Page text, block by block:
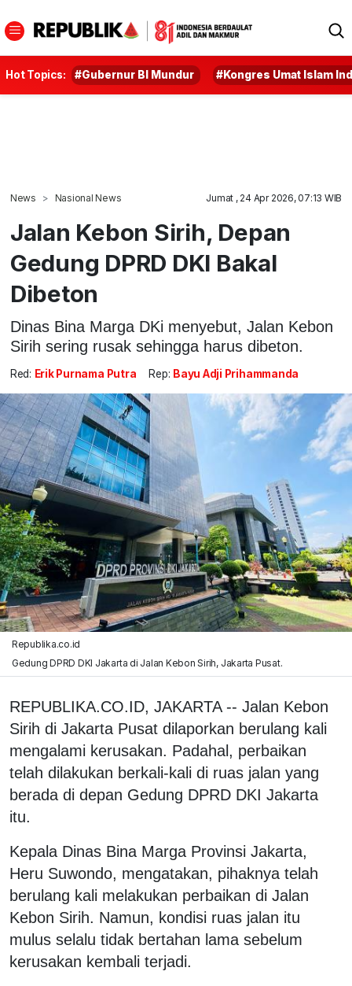
Hot Topics: #Gubernur BI Mundur #Kongres Umat Islam
News Nasional News Jumat , 24 Apr 2026, 07:13 WIB
Jalan Kebon Sirih, Depan
Gedung DPRD DKI Bakal
Dibeton
Dinas Bina Marga DKi menyebut, Jalan Kebon
Sirih sering rusak sehingga harus dibeton.
Red: Erik Purnama Putra Rep: Bayu Adji Prihammanda
Republika.co.id
Gedung DPRD DKI Jakarta di Jalan Kebon Sirih, Jakarta Pusat.
REPUBLIKA.CO.ID, JAKARTA -- Jalan Kebon
Sirih di Jakarta Pusat dilaporkan berulang kali
mengalami kerusakan. Padahal, perbaikan
telah dilakukan berkali-kali di ruas jalan yang
berada di depan Gedung DPRD DKI Jakarta
itu.
Kepala Dinas Bina Marga Provinsi Jakarta,
Heru Suwondo, mengatakan, pihaknya telah
berulang kali melakukan perbaikan di Jalan
Kebon Sirih. Namun, kondisi ruas jalan itu
mulus selalu tidak bertahan lama sebelum
kerusakan kembali terjadi.